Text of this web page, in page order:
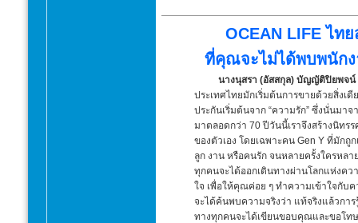
OCEAN LIFE ไท
ที่คุณจะไม่ได้พบพนักง
นางนุสรา (อัสสกุล) บัญญัติปิยพจน์
ประเทศไทยมักเริ่มต้นการขายด้วยสิ่งเ
ประกันเริ่มต้นจาก “ความรัก” ซึ่งนั่นมา
มาตลอดกว่า 70 ปีวันนี้เราจึงสร้างนิทร
ของตัวเอง โดยเฉพาะคน Gen Y ที่มักถู
ลูก งาน หรือคนรัก จนหลายครั้งใครหล
ทุกคนจะได้ออกเดินทางผ่านโลกแห่งคว
ใจ เพื่อให้คุณค่อย ๆ ทำความเข้าใจกับ
จะได้ค้นพบความจริงว่า แท้จริงแล้วกา
ทางทุกคนจะได้เขียนขอบคุณและขอโท